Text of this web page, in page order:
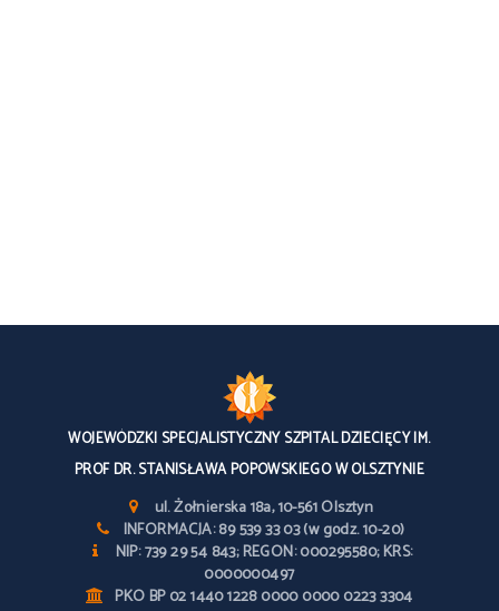
WOJEWÓDZKI SPECJALISTYCZNY SZPITAL DZIECIĘCY IM.
PROF DR. STANISŁAWA POPOWSKIEGO W OLSZTYNIE
ul. Żołnierska 18a, 10-561 Olsztyn
INFORMACJA: 89 539 33 03 (w godz. 10-20)
NIP: 739 29 54 843; REGON: 000295580; KRS:
0000000497
PKO BP 02 1440 1228 0000 0000 0223 3304